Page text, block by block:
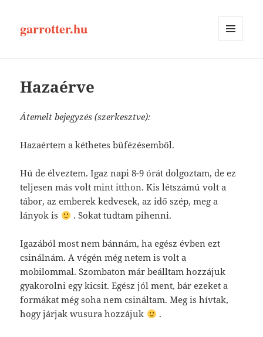
garrotter.hu
Hazaérve
Átemelt bejegyzés (szerkesztve):
Hazaértem a kéthetes büfézésemből.
Hú de élveztem. Igaz napi 8-9 órát dolgoztam, de ez
teljesen más volt mint itthon. Kis létszámú volt a
tábor, az emberek kedvesek, az idő szép, meg a
lányok is
. Sokat tudtam pihenni.
Igazából most nem bánnám, ha egész évben ezt
csinálnám. A végén még netem is volt a
mobilommal. Szombaton már beálltam hozzájuk
gyakorolni egy kicsit. Egész jól ment, bár ezeket a
formákat még soha nem csináltam. Meg is hívtak,
hogy járjak wusura hozzájuk
.